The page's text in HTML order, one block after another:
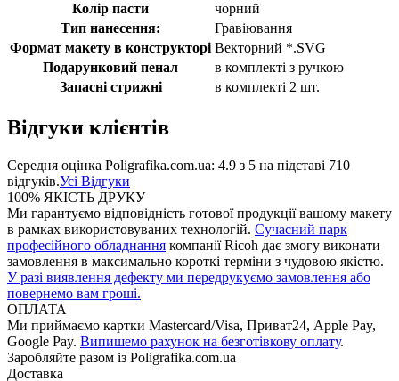
Колір пасти
чорний
Тип нанесення:
Гравіювання
Формат макету в конструкторі Векторний *.SVG
Подарунковий пенал
в комплекті з ручкою
Запасні стрижні
в комплекті 2 шт.
Відгуки клієнтів
Середня оцінка Poligrafika.com.ua: 4.9 з 5 на підставі 710
відгуків.Усі Відгуки
100% ЯКІСТЬ ДРУКУ
Ми гарантуємо відповідність готової продукції вашому макету
в рамках використовуваних технологій. Сучасний парк
професійного обладнання компанії Ricoh дає змогу виконати
замовлення в максимально короткі терміни з чудовою якістю.
У разі виявлення дефекту ми передрукуємо замовлення або
повернемо вам гроші.
ОПЛАТА
Ми приймаємо картки Mastercard/Visa, Приват24, Apple Pay,
Google Pay. Випишемо рахунок на безготівкову оплату.
Заробляйте разом із Poligrafika.com.ua
Доставка